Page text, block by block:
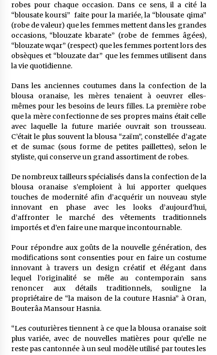
robes pour chaque occasion. Dans ce sens, il a cité la
“blousate koursi” faite pour la mariée, la “blousate qima”
(robe de valeur) que les femmes mettent dans les grandes
occasions, “blouzate kbarate” (robe de femmes âgées),
“blouzate wqar” (respect) que les femmes portent lors des
obsèques et “blouzate dar” que les femmes utilisent dans
la vie quotidienne.
Dans les anciennes coutumes dans la confection de la
blousa oranaise, les mères tenaient à oeuvrer elles-
mêmes pour les besoins de leurs filles. La première robe
que la mère confectionne de ses propres mains était celle
avec laquelle la future mariée ouvrait son trousseau.
C’était le plus souvent la blousa “zaïm”, constellée d’agate
et de sumac (sous forme de petites paillettes), selon le
styliste, qui conserve un grand assortiment de robes.
De nombreux tailleurs spécialisés dans la confection de la
blousa oranaise s’emploient à lui apporter quelques
touches de modernité afin d’acquérir un nouveau style
innovant en phase avec les looks d’aujourd’hui,
d’affronter le marché des vêtements traditionnels
importés et d’en faire une marque incontournable.
Pour répondre aux goûts de la nouvelle génération, des
modifications sont consenties pour en faire un costume
innovant à travers un design créatif et élégant dans
lequel l’originalité se mêle au contemporain sans
renoncer aux détails traditionnels, souligne la
propriétaire de “la maison de la couture Hasnia” à Oran,
Bouterâa Mansour Hasnia.
“Les couturières tiennent à ce que la blousa oranaise soit
plus variée, avec de nouvelles matières pour qu’elle ne
reste pas cantonnée à un seul modèle utilisé par toutes les